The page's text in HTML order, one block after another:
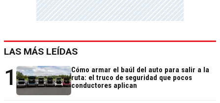
LAS MÁS LEÍDAS
1
Cómo armar el baúl del auto para salir a la
ruta: el truco de seguridad que pocos
conductores aplican